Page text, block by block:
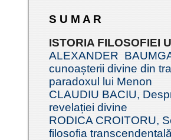
S U M A R
ISTORIA FILOSOFIEI
ALEXANDER
cunoașterii divine din
paradoxul lui Menon
CLAUDIU BACIU,
revelației divine
RODICA CROITORU,
filosofia